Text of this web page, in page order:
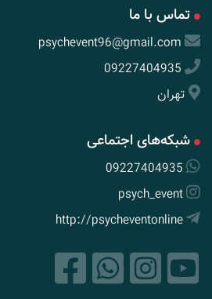
تماس با ما
psychevent96@gmail.com
09227404935
تهران
شبکه‌های اجتماعی
09227404935
psych_event
http://psycheventonline